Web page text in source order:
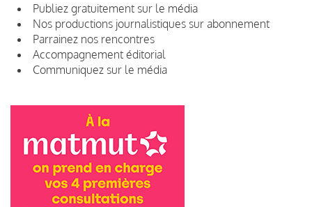
Publiez gratuitement sur le média
Nos productions journalistiques sur abonnement
Parrainez nos rencontres
Accompagnement éditorial
Communiquez sur le média